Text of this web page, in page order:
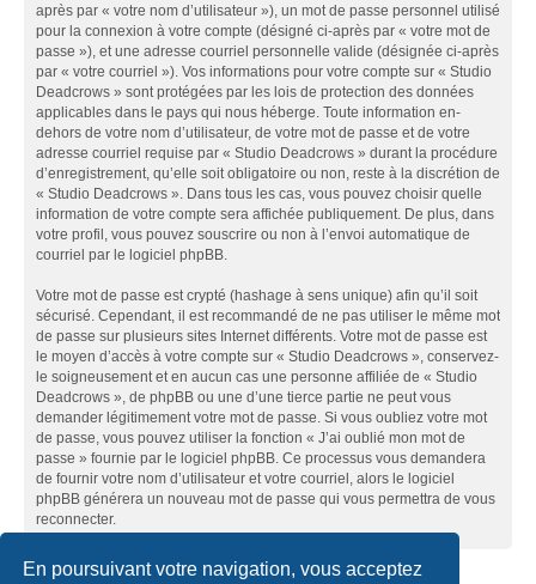
En poursuivant votre navigation, vous acceptez
après par « votre nom d’utilisateur »), un mot de passe personnel utilisé
pour la connexion à votre compte (désigné ci-après par « votre mot de
passe »), et une adresse courriel personnelle valide (désignée ci-après
par « votre courriel »). Vos informations pour votre compte sur « Studio
Deadcrows » sont protégées par les lois de protection des données
applicables dans le pays qui nous héberge. Toute information en-
dehors de votre nom d’utilisateur, de votre mot de passe et de votre
adresse courriel requise par « Studio Deadcrows » durant la procédure
d’enregistrement, qu’elle soit obligatoire ou non, reste à la discrétion de
« Studio Deadcrows ». Dans tous les cas, vous pouvez choisir quelle
information de votre compte sera affichée publiquement. De plus, dans
votre profil, vous pouvez souscrire ou non à l’envoi automatique de
courriel par le logiciel phpBB.
Votre mot de passe est crypté (hashage à sens unique) afin qu’il soit
sécurisé. Cependant, il est recommandé de ne pas utiliser le même mot
de passe sur plusieurs sites Internet différents. Votre mot de passe est
le moyen d’accès à votre compte sur « Studio Deadcrows », conservez-
le soigneusement et en aucun cas une personne affiliée de « Studio
Deadcrows », de phpBB ou une d’une tierce partie ne peut vous
demander légitimement votre mot de passe. Si vous oubliez votre mot
de passe, vous pouvez utiliser la fonction « J’ai oublié mon mot de
passe » fournie par le logiciel phpBB. Ce processus vous demandera
de fournir votre nom d’utilisateur et votre courriel, alors le logiciel
phpBB générera un nouveau mot de passe qui vous permettra de vous
reconnecter.